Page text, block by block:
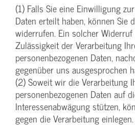
(1) Falls Sie eine Einwilligung
Daten erteilt haben, können Sie
widerrufen. Ein solcher
Zulässigkeit der Verarbeitung
personenbezogenen Daten,
gegenüber uns ausgesprochen
(2) Soweit wir die Verarbeitung
personenbezogenen Daten auf
Interessenabwägung stützen,
gegen die Verarbeitung